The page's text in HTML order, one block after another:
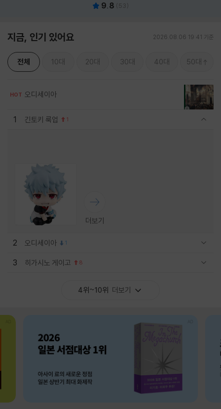
9.8 (53)
지금, 인기 있어요 2026.08.06 19:41 기준
전체 10대 20대 30대 40대 50대
HOT 오디세이아
1 긴토키 룩업 1
더보기
2 오디세이아 1
3 히가시노 게이고 8
4위~10위 더보기